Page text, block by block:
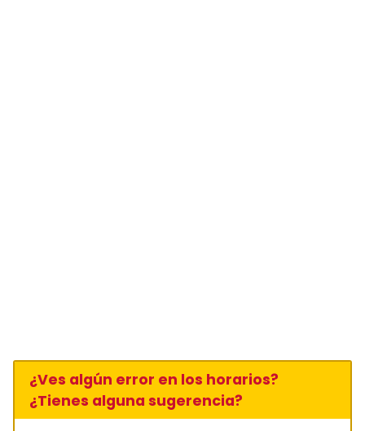
¿Ves algún error en los horarios?
¿Tienes alguna sugerencia?